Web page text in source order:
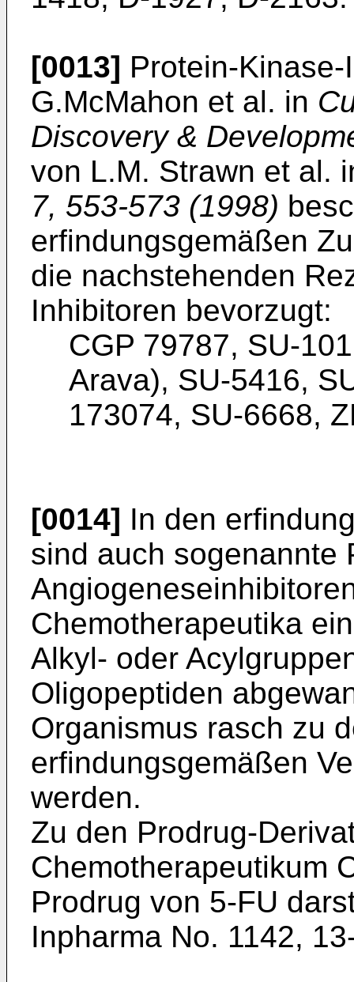
[0013] Protein-
G.McMahon et al. in
Discovery &
von L.M. Strawn et al.
7, 553-573 (1998)
erfindungsgemäßen
die nachstehenden
Inhibitoren bevorzugt:
CGP 79787, SU-
Arava), SU-5416,
173074, SU-6668,
[0014] In den
sind auch sogenannte
Chemotherapeutika
Alkyl- oder
Oligopeptiden
Organismus rasch zu
erfindungsgemäßen
werden.
Zu den Prodrug-
Chemotherapeutikum
Prodrug von 5-FU
Inpharma No. 1142,